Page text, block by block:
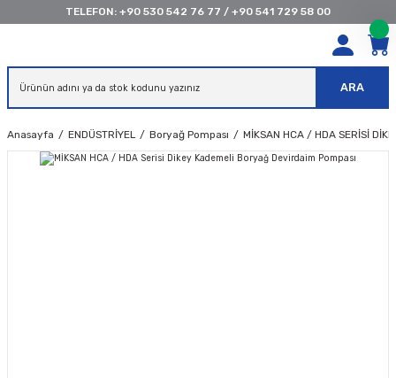
TELEFON: +90 530 542 76 77 / +90 541 729 58 00
ARA
Anasayfa ENDÜSTRİYEL Boryağ Pompası MİKSAN HCA / HDA SERISI